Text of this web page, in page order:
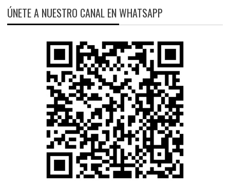
ÚNETE A NUESTRO CANAL EN WHATSAPP